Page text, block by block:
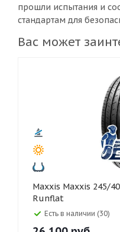
прошли испытания и
стандартам для
Вас может
Maxxis Maxxis 245/40 R20 M-36 Victra 99Y
Runflat
Есть в наличии (30)